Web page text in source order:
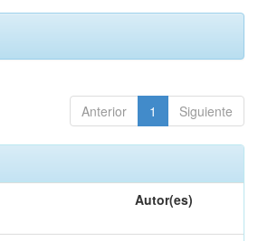
Anterior 1 Siguiente
Autor(es)